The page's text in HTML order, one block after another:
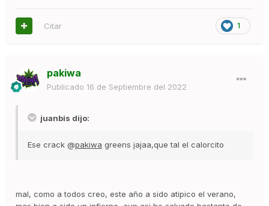
1
Citar
pakiwa
Publicado 16 de Septiembre del 2022
juanbis dijo:
Ese crack @pakiwa greens jajaa,que tal el calorcito
mal, como a todos creo, este año a sido atipico el verano,